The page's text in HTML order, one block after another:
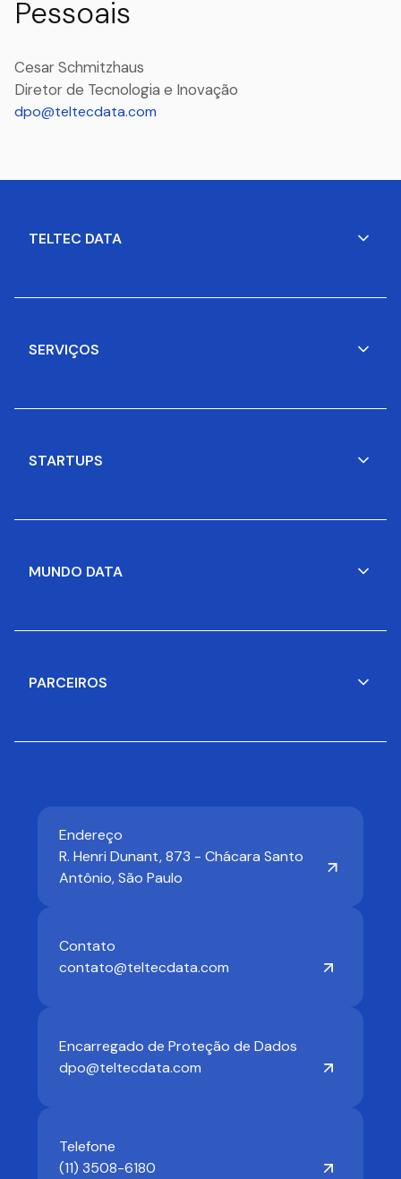
Pessoais
Cesar Schmitzhaus
Diretor de Tecnologia e Inovação
dpo@teltecdata.com
TELTEC DATA
SERVIÇOS
STARTUPS
MUNDO DATA
PARCEIROS
Endereço
R. Henri Dunant, 873 - Chácara Santo
Antônio, São Paulo
Contato
contato@teltecdata.com
Encarregado de Proteção de Dados
dpo@teltecdata.com
Telefone
(11) 3508-6180